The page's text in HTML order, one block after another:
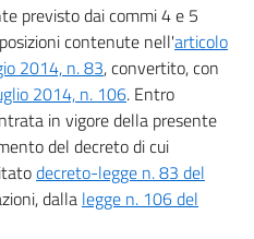
previsto dai commi 4 e 5
contenute nell'articolo
2014, n. 83, convertito, con
2014, n. 106. Entro
in vigore della presente
del decreto di cui
decreto-legge n. 83 del
dalla legge n. 106 del